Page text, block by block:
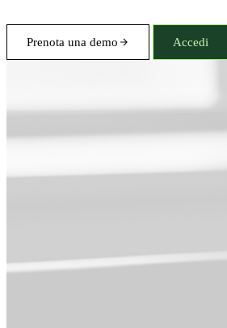
Prenota una demo Accedi